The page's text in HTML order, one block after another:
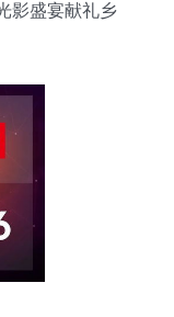
影盛宴献礼乡